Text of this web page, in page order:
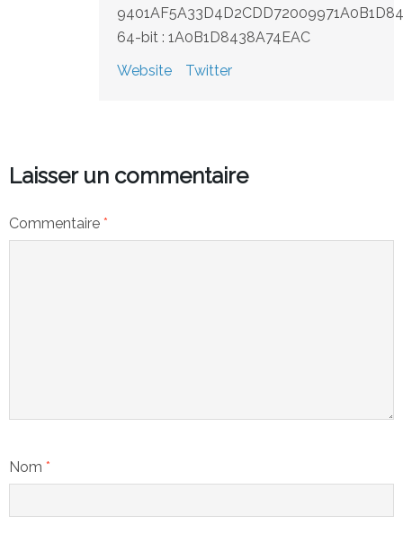
64-bit : 1A0B1D8438A74EAC
Website
Twitter
Laisser un commentaire
Commentaire *
Nom *